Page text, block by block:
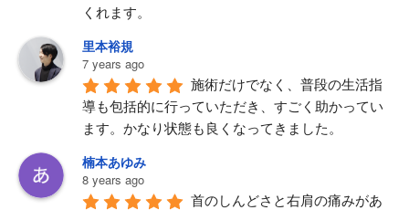
くれます。
里本裕規
7 years ago
施術だけでなく、普段の生活指
導も包括的に行っていただき、すごく助かってい
ます。かなり状態も良くなってきました。
楠本あゆみ
8 years ago
首のしんどさと右肩の痛みがあ